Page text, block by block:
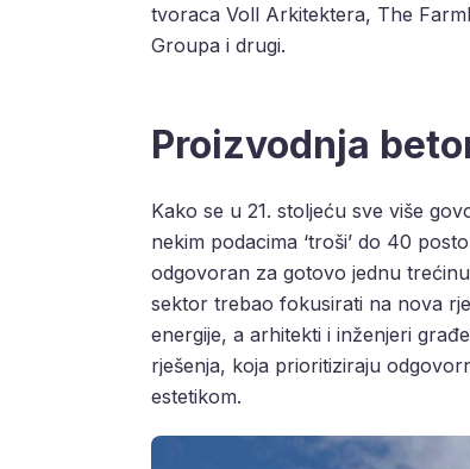
tvoraca Voll Arkitektera, The
Groupa i drugi.
Proizvodnja
Kako se u 21. stoljeću sve više
nekim podacima ‘troši’ do 40
odgovoran za gotovo jednu trećinu
sektor trebao fokusirati na nova
energije, a arhitekti i inženjeri
rješenja, koja prioritiziraju
estetikom.